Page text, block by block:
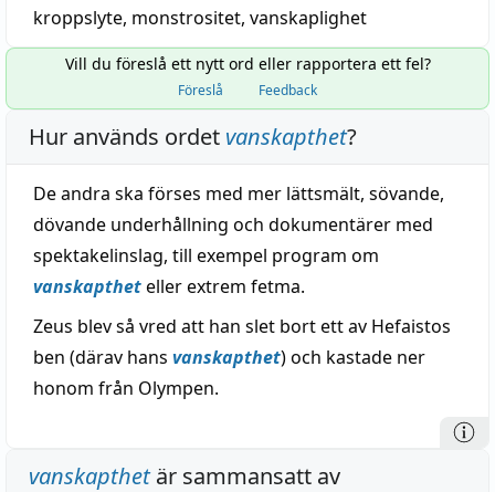
kroppslyte, monstrositet, vanskaplighet
Vill du föreslå ett nytt ord eller rapportera ett fel?
Föreslå Feedback
Hur används ordet vanskapthet?
De andra ska förses med mer lättsmält, sövande,
dövande underhållning och dokumentärer med
spektakelinslag, till exempel program om
vanskaptheteller extrem fetma.
Zeus blev så vred att han slet bort ett av Hefaistos
ben (därav hans vanskapthet) och kastade ner
honom från Olympen.
vanskapthetär sammansatt av